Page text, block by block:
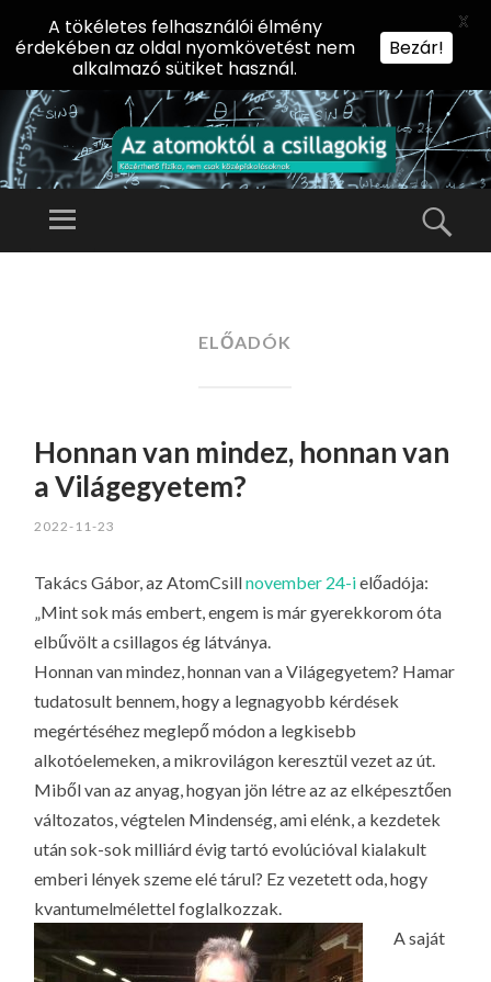
AZ
KT
CS
O
KI
Előadássorozat
Természettudományi
Menü
ELŐADÓK
Honnan van mindez, honnan van
a Világegyetem?
2022-11-23
Takács Gábor, az AtomCsillnovember 24-ielőadója:
„Mint sok más embert, engem is már gyerekkorom óta
elbűvölt a csillagos ég látványa.
Honnan van mindez, honnan van a Világegyetem? Hamar
tudatosult bennem, hogy a legnagyobb kérdések
megértéséhez meglepő módon a legkisebb
alkotóelemeken, a mikrovilágon keresztül vezet az út.
Miből van az anyag, hogyan jön létre az az elképesztően
változatos, végtelen Mindenség, ami elénk, a kezdetek
után sok-sok milliárd évig tartó evolúcióval kialakult
emberi lények szeme elé tárul? Ez vezetett oda, hogy
kvantumelmélettel foglalkozzak.
A saját
A tökéletes felhasználói élmény
érdekében az oldal nyomkövetést nem
alkalmazó sütiket használ.
Bezár!
X